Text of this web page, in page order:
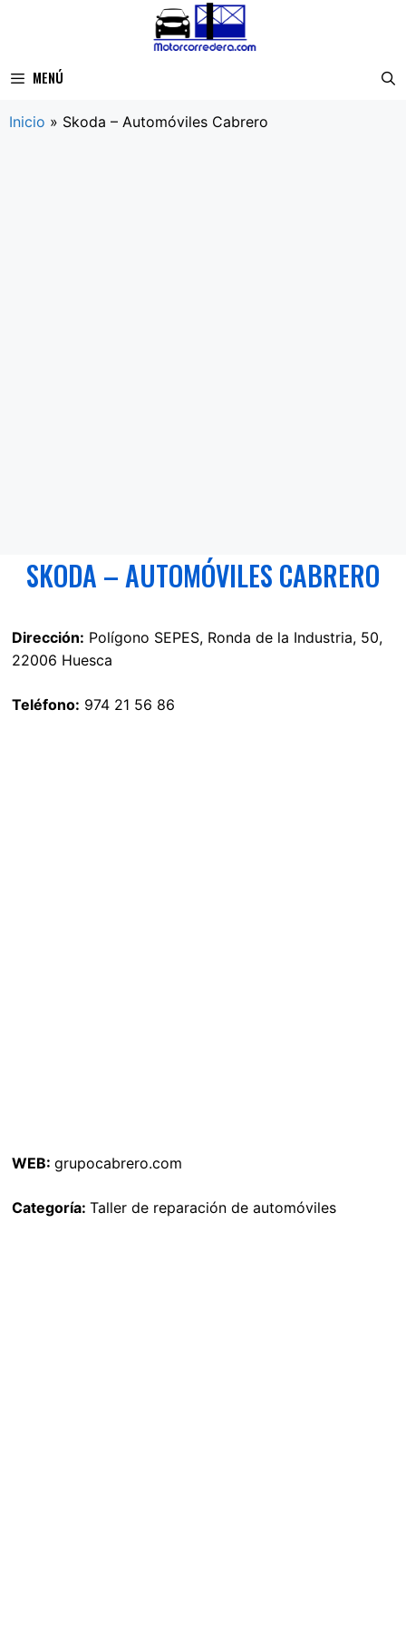
MENÚ
Inicio » Skoda – Automóviles Cabrero
SKODA – AUTOMÓVILES CABRERO
Dirección: Polígono SEPES, Ronda de la Industria, 50,
22006 Huesca
Teléfono: 974 21 56 86
WEB: grupocabrero.com
Categoría: Taller de reparación de automóviles